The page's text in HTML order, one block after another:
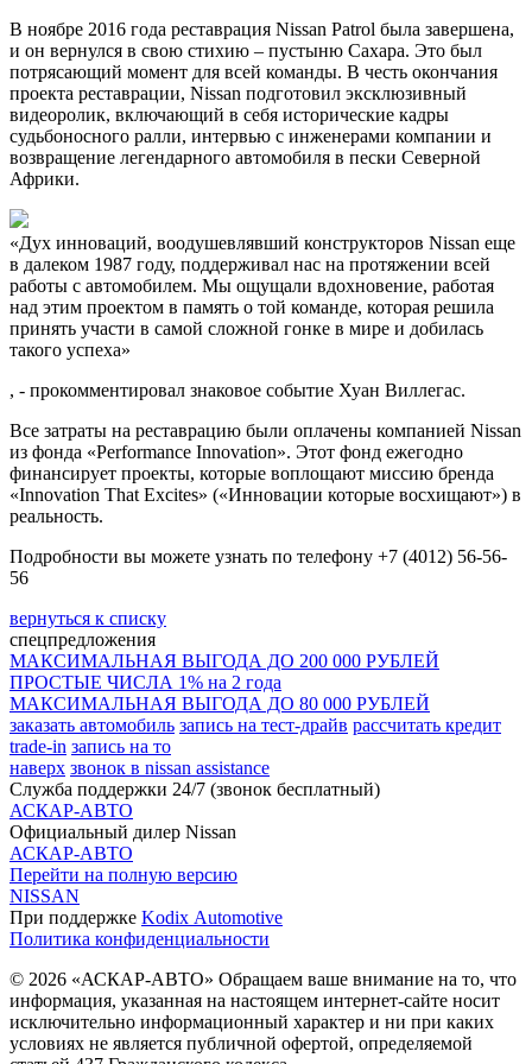
В ноябре 2016 года реставрация Nissan Patrol была завершена,
и он вернулся в свою стихию – пустыню Сахара. Это был
потрясающий момент для всей команды. В честь окончания
проекта реставрации, Nissan подготовил эксклюзивный
видеоролик, включающий в себя исторические кадры
судьбоносного ралли, интервью с инженерами компании и
возвращение легендарного автомобиля в пески Северной
Африки.
«Дух инноваций, воодушевлявший конструкторов Nissan еще
в далеком 1987 году, поддерживал нас на протяжении всей
работы с автомобилем. Мы ощущали вдохновение, работая
над этим проектом в память о той команде, которая решила
принять участи в самой сложной гонке в мире и добилась
такого успеха»
, - прокомментировал знаковое событие Хуан Виллегас.
Все затраты на реставрацию были оплачены компанией Nissan
из фонда «Performance Innovation». Этот фонд ежегодно
финансирует проекты, которые воплощают миссию бренда
«Innovation That Excites» («Инновации которые восхищают») в
реальность.
Подробности вы можете узнать по телефону +7 (4012) 56-56-
56
вернуться к списку
спецпредложения
МАКСИМАЛЬНАЯ ВЫГОДА ДО 200 000 РУБЛЕЙ
ПРОСТЫЕ ЧИСЛА 1% на 2 года
МАКСИМАЛЬНАЯ ВЫГОДА ДО 80 000 РУБЛЕЙ
заказать автомобиль запись на тест-драйв рассчитать кредит
trade-in запись на то
наверх звонок в nissan assistance
Служба поддержки 24/7 (звонок бесплатный)
АСКАР-АВТО
Официальный дилер Nissan
АСКАР-АВТО
Перейти на полную версию
NISSAN
При поддержке Kodix Automotive
Политика конфиденциальности
© 2026 «АСКАР-АВТО» Обращаем ваше внимание на то, что
информация, указанная на настоящем интернет-сайте носит
исключительно информационный характер и ни при каких
условиях не является публичной офертой, определяемой